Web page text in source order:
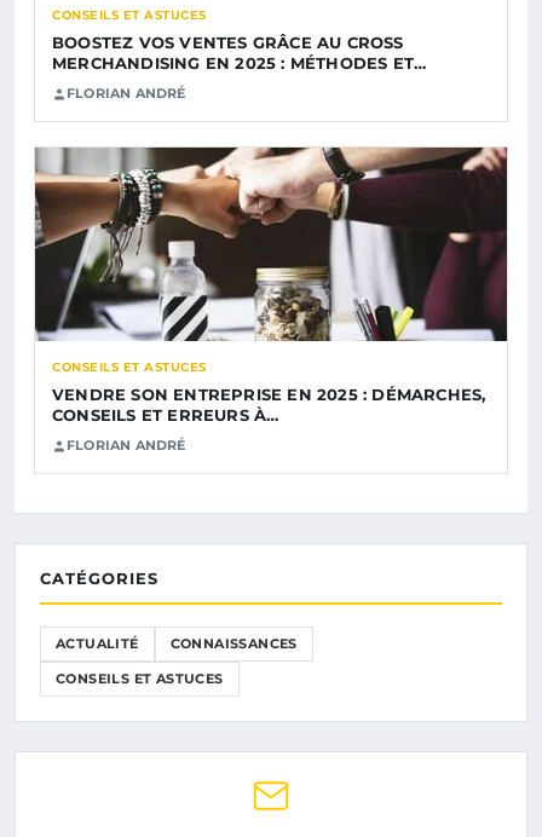
CONSEILS ET ASTUCES
BOOSTEZ VOS VENTES GRÂCE AU CROSS
MERCHANDISING EN 2025 : MÉTHODES ET…
FLORIAN ANDRÉ
CONSEILS ET ASTUCES
VENDRE SON ENTREPRISE EN 2025 : DÉMARCHES,
CONSEILS ET ERREURS À…
FLORIAN ANDRÉ
CATÉGORIES
ACTUALITÉ CONNAISSANCES
CONSEILS ET ASTUCES